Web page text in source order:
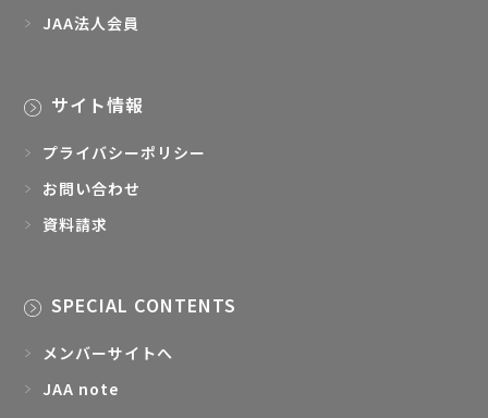
JAA法人会員
サイト情報
プライバシーポリシー
お問い合わせ
資料請求
SPECIAL CONTENTS
メンバーサイトへ
JAA note